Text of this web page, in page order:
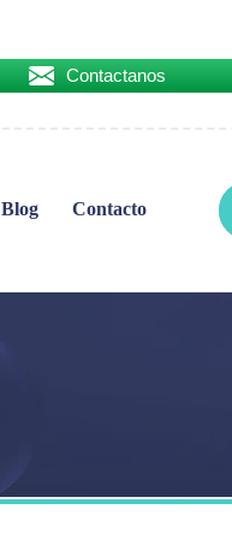
Contactanos
Blog Contacto